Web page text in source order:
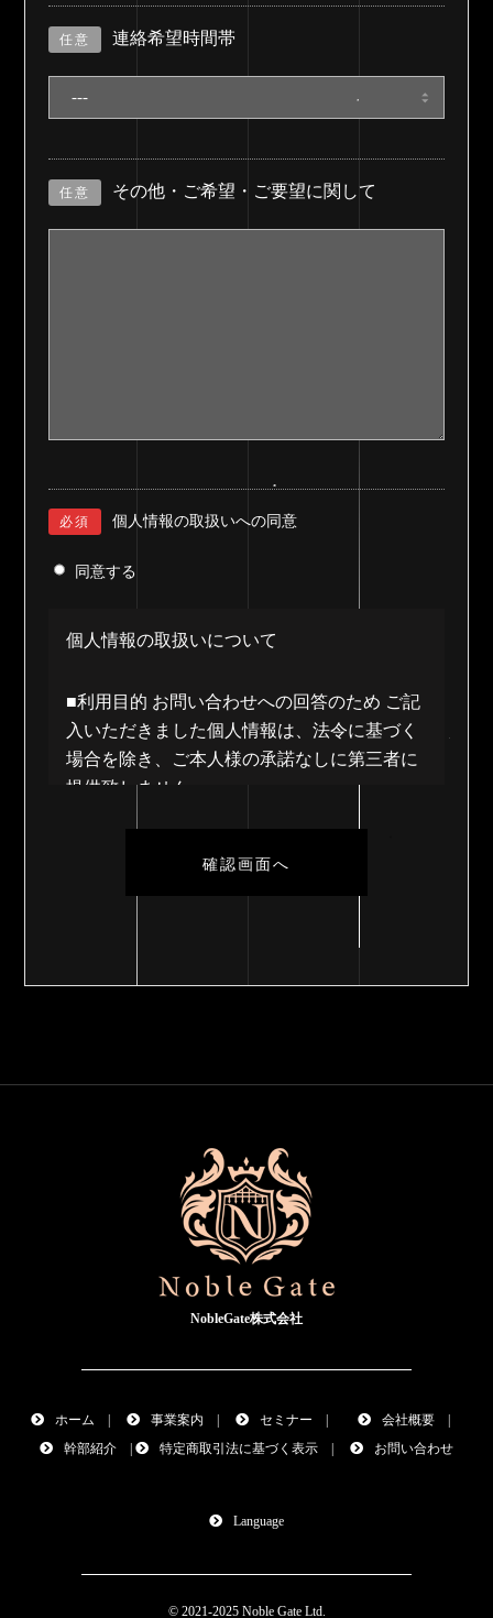
任意 連絡希望時間帯
任意 その他・ご希望・ご要望に関して
必須 個人情報の取扱いへの同意
同意する
個人情報の取扱いについて
■利用目的 お問い合わせへの回答のため ご記
入いただきました個人情報は、法令に基づく
場合を除き、ご本人様の承諾なしに第三者に
提供致しません。
入力後に内容をご確認いただき、間違いがな
いようでしたら 確認画面へお進み【送信す
NobleGate株式会社
ホーム 事業案内 セミナー 会社概要|
幹部紹介
特定商取引法に基づく表示 お問い合わせ
Language
© 2021-2025 Noble GateLtd.